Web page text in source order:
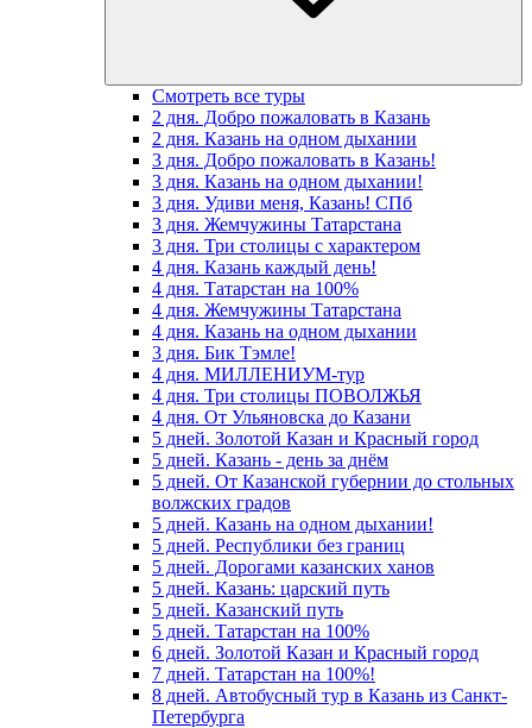
Смотреть все туры
2 дня. Добро пожаловать в Казань
2 дня. Казань на одном дыхании
3 дня. Добро пожаловать в Казань!
3 дня. Казань на одном дыхании!
3 дня. Удиви меня, Казань! СПб
3 дня. Жемчужины Татарстана
3 дня. Три столицы с характером
4 дня. Казань каждый день!
4 дня. Татарстан на 100%
4 дня. Жемчужины Татарстана
4 дня. Казань на одном дыхании
3 дня. Бик Тэмле!
4 дня. МИЛЛЕНИУМ-тур
4 дня. Три столицы ПОВОЛЖЬЯ
4 дня. От Ульяновска до Казани
5 дней. Золотой Казан и Красный город
5 дней. Казань - день за днём
5 дней. От Казанской губернии до стольных
волжских градов
5 дней. Казань на одном дыхании!
5 дней. Республики без границ
5 дней. Дорогами казанских ханов
5 дней. Казань: царский путь
5 дней. Казанский путь
5 дней. Татарстан на 100%
6 дней. Золотой Казан и Красный город
7 дней. Татарстан на 100%!
8 дней. Автобусный тур в Казань из Санкт-
Петербурга